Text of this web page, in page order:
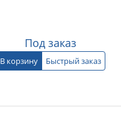
Под заказ
В корзину Быстрый заказ